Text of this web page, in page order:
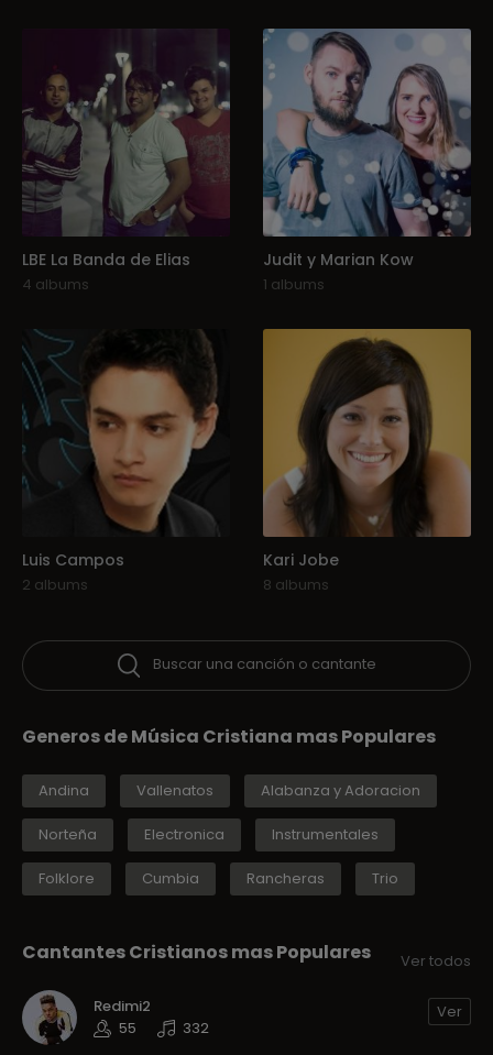
LBE La Banda de Elias
4 albums
Judit y Marian Kow
1 albums
Luis Campos
2 albums
Kari Jobe
8 albums
Buscar una canción o cantante
Generos de Música Cristiana mas Populares
Andina Vallenatos Alabanza y Adoracion
Norteña Electronica Instrumentales
Folklore Cumbia Rancheras Trio
Cantantes Cristianos mas Populares Ver todos
Redimi2
55
332
Ver